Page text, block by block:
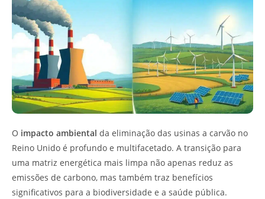
O impacto ambiental da eliminação das usinas a carvão no
Reino Unido é profundo e multifacetado. A transição para
uma matriz energética mais limpa não apenas reduz as
emissões de carbono, mas também traz benefícios
significativos para a biodiversidade e a saúde pública.